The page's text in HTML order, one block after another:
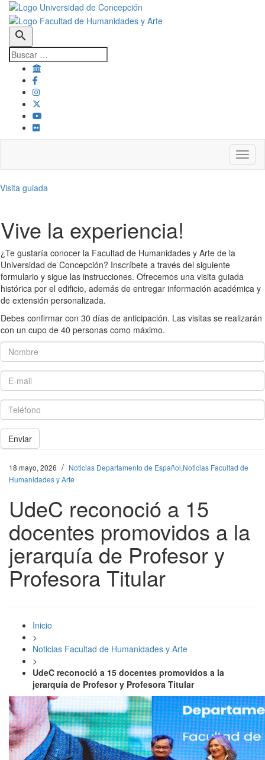
search
Visita guiada
Vive la experiencia!
¿Te gustaría conocer la Facultad de Humanidades y Arte de la
Universidad de Concepción? Inscríbete a través del siguiente
formulario y sigue las instrucciones. Ofrecemos una visita guiada
histórica por el edificio, además de entregar información académica y
de extensión personalizada.
Debes confirmar con 30 días de anticipación. Las visitas se realizarán
con un cupo de 40 personas como máximo.
Nombre
E-mail
Teléfono
Enviar
18 mayo, 2026 / Noticias Departamento de Español,Noticias Facultad de
Humanidades y Arte
UdeC reconoció a 15
docentes promovidos a la
jerarquía de Profesor y
Profesora Titular
Inicio
>
Noticias Facultad de Humanidades y Arte
>
UdeC reconoció a 15 docentes promovidos a la
jerarquía de Profesor y Profesora Titular